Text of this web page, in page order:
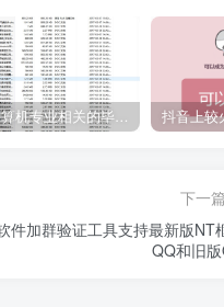
下一
件加群验证工具支持最新版NT
QQ和旧